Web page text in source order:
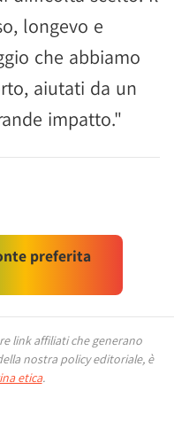
longevo e
che abbiamo
aiutati da un
impatto."
preferita
link affiliati che generano
nostra policy editoriale, è
etica.